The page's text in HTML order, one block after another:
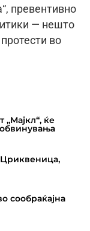
превентивно
— нешто
во
ќе
сообраќајна